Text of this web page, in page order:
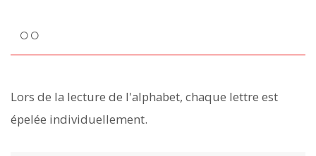
○○
Lors de la lecture de l'alphabet, chaque lettre est
épelée individuellement.